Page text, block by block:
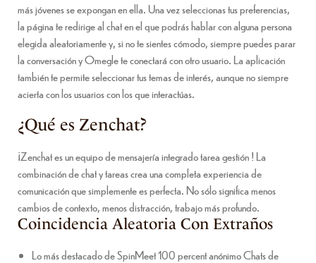
más jóvenes se expongan en ella. Una vez seleccionas tus preferencias,
la página te redirige al chat en el que podrás hablar con alguna persona
elegida aleatoriamente y, si no te sientes cómodo, siempre puedes parar
la conversación y Omegle te conectará con otro usuario. La aplicación
también te permite seleccionar tus temas de interés, aunque no siempre
acierta con los usuarios con los que interactúas.
¿Qué es Zenchat?
¡Zenchat es un equipo de mensajería integrado tarea gestión ! La
combinación de chat y tareas crea una completa experiencia de
comunicación que simplemente es perfecta. No sólo significa menos
cambios de contexto, menos distracción, trabajo más profundo.
Coincidencia Aleatoria Con Extraños
Lo más destacado de SpinMeet 100 percent anónimo Chats de